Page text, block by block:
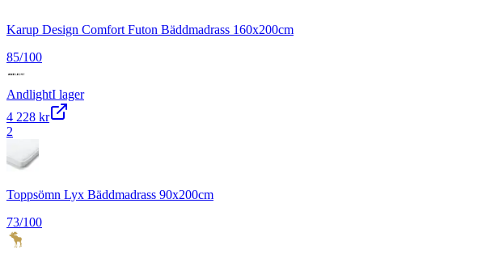
Karup Design Comfort Futon Bäddmadrass 160x200cm
85/100
AndlightI lager
4 228 kr
2
Toppsömn Lyx Bäddmadrass 90x200cm
73/100